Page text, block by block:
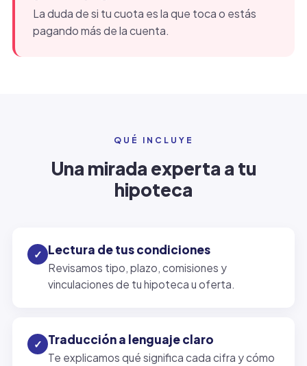
La duda de si tu cuota es la que toca o estás
pagando más de la cuenta.
QUÉ INCLUYE
Una mirada experta a tu
hipoteca
✓ Lectura de tus condiciones
Revisamos tipo, plazo, comisiones y
vinculaciones de tu hipoteca u oferta.
✓ Traducción a lenguaje claro
Te explicamos qué significa cada cifra y cómo